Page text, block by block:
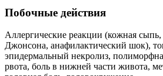
Побочные действия
Аллергические реакции (кожная
Джонсона, анафилактический шок),
эпидермальный некролиз,
рвота, боль в нижней части живота,